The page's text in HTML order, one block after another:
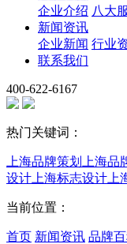
企业介绍 八大
新闻资讯
企业新闻 行业
联系我们
400-622-6167
热门关键词：
上海品牌策划 上海品
设计 上海标志设计
当前位置：
首页 新闻资讯 品牌